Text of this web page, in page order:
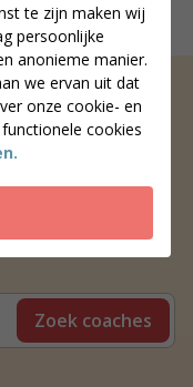
te zijn maken wij
persoonlijke
anonieme manier.
we ervan uit dat
onze cookie- en
cookies
Zoek coaches